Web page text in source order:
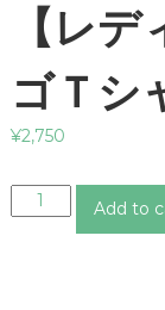
【レ
ゴＴシ
¥2,750
レ
Add to